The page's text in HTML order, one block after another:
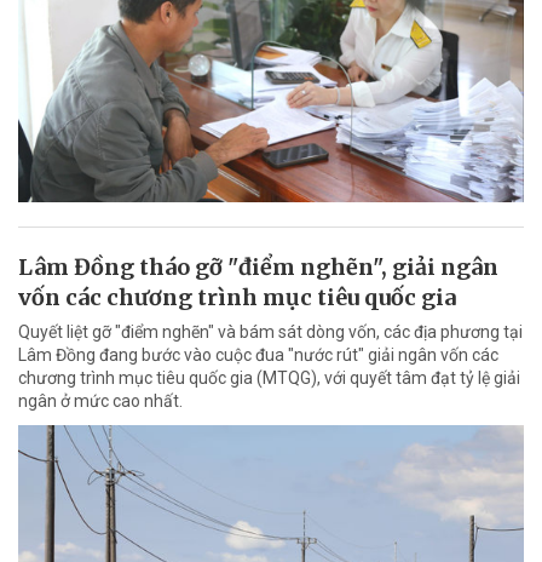
Lâm Đồng tháo gỡ "điểm nghẽn", giải ngân
vốn các chương trình mục tiêu quốc gia
Quyết liệt gỡ "điểm nghẽn" và bám sát dòng vốn, các địa phương tại
Lâm Đồng đang bước vào cuộc đua "nước rút" giải ngân vốn các
chương trình mục tiêu quốc gia (MTQG), với quyết tâm đạt tỷ lệ giải
ngân ở mức cao nhất.